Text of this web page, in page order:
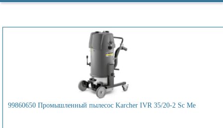
99860650 Промышленный пылесос Karcher IVR 35/20-2 Sc Me